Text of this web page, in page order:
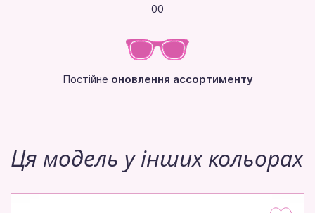
00
Постійне оновлення ассортименту
Ця модель у інших кольорах